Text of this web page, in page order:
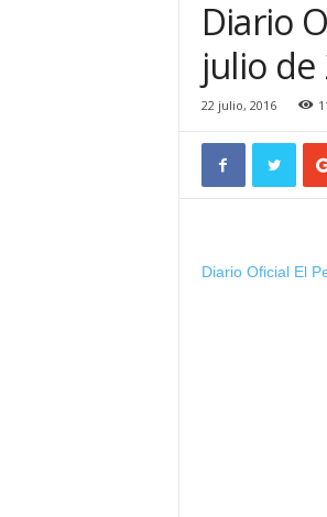
Diario
julio de
22 julio, 2016
Diario Oficial El